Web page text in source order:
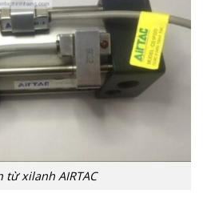
từ xilanh AIRTAC